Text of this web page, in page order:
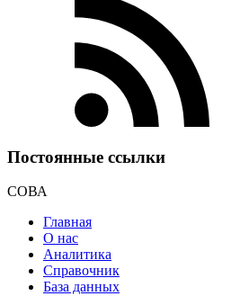
Постоянные ссылки
СОВА
Главная
О нас
Аналитика
Справочник
База данных